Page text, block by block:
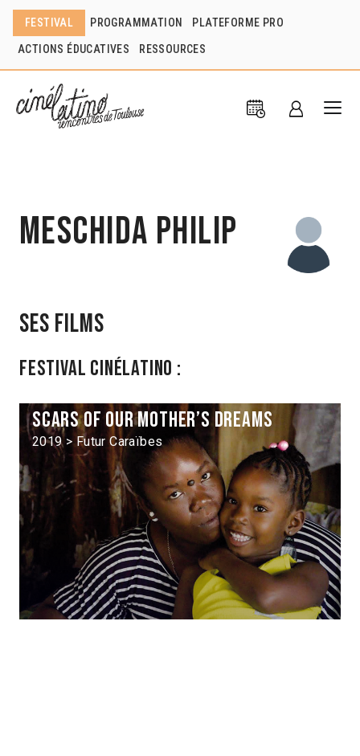
FESTIVAL PROGRAMMATION PLATEFORME PRO
ACTIONS ÉDUCATIVES RESSOURCES
Meschida Philip
Ses films
Festival Cinélatino :
Scars of our Mother’s Dreams
2019 > Futur Caraïbes